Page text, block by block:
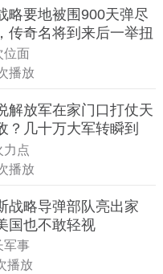
略要地被围900天弹尽
传奇名将到来后一举扭
位面
播放
解放军在家门口打仗天
？几十万大军转瞬到
力点
播放
战略导弹部队亮出家
国也不敢轻视
军事
播放